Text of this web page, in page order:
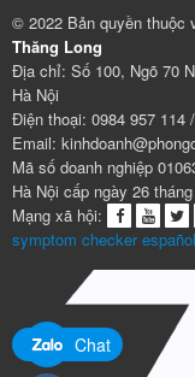
© 2022 Bản quyền thuộc
Thăng Long
Địa chỉ: Số 100, Ngõ 70
Hà Nội
Điện thoại: 0984 957 114
Email:
Mã số doanh nghiệp
Hà Nội cấp ngày 26
Mạng xã hội:
symptom checker español
Chat